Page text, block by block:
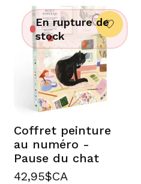
En rupture de
stock
Coffret peinture
au numéro -
Pause du chat
42,95$CA